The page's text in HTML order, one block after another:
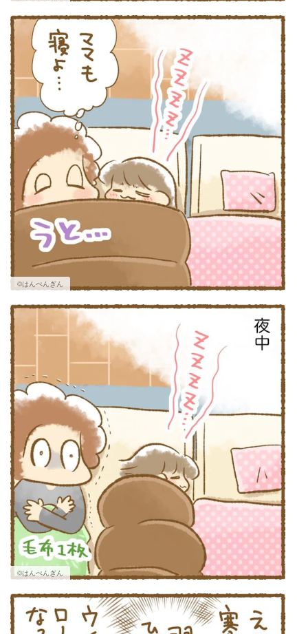
©はんぺんぎん
©はんぺんぎん